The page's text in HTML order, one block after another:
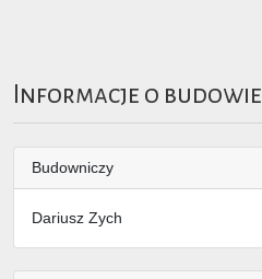
Informacje o budowie
Budowniczy
Dariusz Zych